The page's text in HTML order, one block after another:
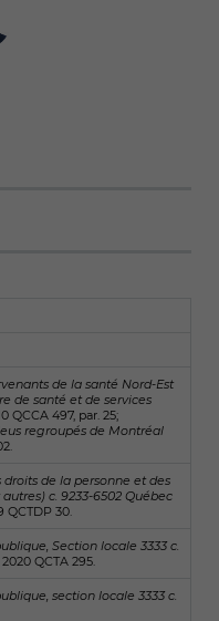
de la santé Nord-Est
de santé et de services
QCCA 497, par. 25;
regroupés de Montréal
de la personne et des
c. 9233-6502 Québec
QCTDP 30.
Section locale 3333 c.
2020 QCTA 295.
section locale 3333 c.